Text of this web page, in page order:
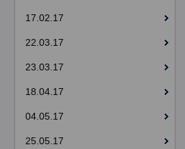
17.02.17
22.03.17
23.03.17
18.04.17
04.05.17
25.05.17